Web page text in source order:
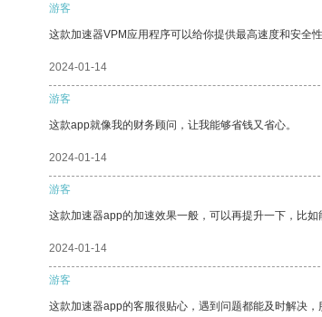
游客
这款加速器VPM应用程序可以给你提供最高速度和安全
2024-01-14
游客
这款app就像我的财务顾问，让我能够省钱又省心。
2024-01-14
游客
这款加速器app的加速效果一般，可以再提升一下，比如
2024-01-14
游客
这款加速器app的客服很贴心，遇到问题都能及时解决，